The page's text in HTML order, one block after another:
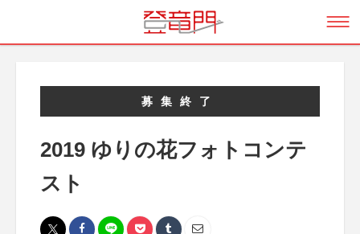
募集終了
2019 ゆりの花フォトコンテ
スト